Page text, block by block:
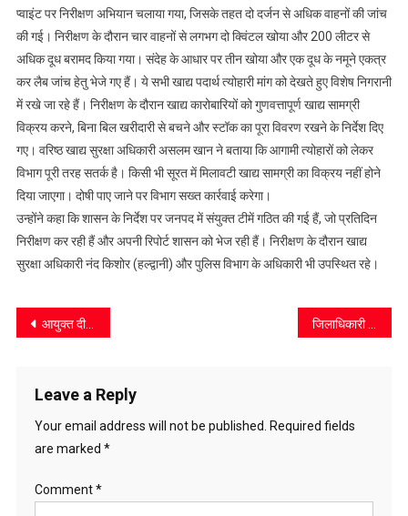
सख्ती:
कालाढूंगी
में
खाद्य
चार
नमूने
को
भेजे
प्वाइंट पर निरीक्षण अभियान चलाया गया, जिसके तहत दो दर्जन से अधिक वाहनों की जांच
की गई। निरीक्षण के दौरान चार वाहनों से लगभग दो क्विंटल खोया और 200 लीटर से
अधिक दूध बरामद किया गया। संदेह के आधार पर तीन खोया और एक दूध के नमूने एकत्र
कर लैब जांच हेतु भेजे गए हैं। ये सभी खाद्य पदार्थ त्योहारी मांग को देखते हुए विशेष निगरानी
में रखे जा रहे हैं। निरीक्षण के दौरान खाद्य कारोबारियों को गुणवत्तापूर्ण खाद्य सामग्री
विक्रय करने, बिना बिल खरीदारी से बचने और स्टॉक का पूरा विवरण रखने के निर्देश दिए
गए। वरिष्ठ खाद्य सुरक्षा अधिकारी असलम खान ने बताया कि आगामी त्योहारों को लेकर
विभाग पूरी तरह सतर्क है। किसी भी सूरत में मिलावटी खाद्य सामग्री का विक्रय नहीं होने
दिया जाएगा। दोषी पाए जाने पर विभाग सख्त कार्रवाई करेगा।
उन्होंने कहा कि शासन के निर्देश पर जनपद में संयुक्त टीमें गठित की गई हैं, जो प्रतिदिन
निरीक्षण कर रही हैं और अपनी रिपोर्ट शासन को भेज रही हैं। निरीक्षण के दौरान खाद्य
सुरक्षा अधिकारी नंद किशोर (हल्द्वानी) और पुलिस विभाग के अधिकारी भी उपस्थित रहे।
Post
आयुक्त दीपक रावत ने किया पुलिस तैराकी एवं क्रॉस कंट्री प्रतियोगिता का शुभारंभ
Leave a Reply
Your email address will not be published. Required fields
are marked *
Comment*